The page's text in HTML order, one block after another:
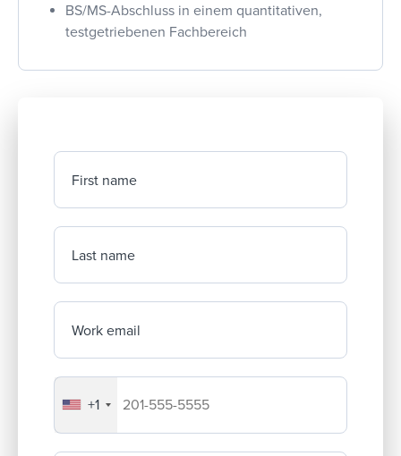
BS/MS-Abschluss in einem quantitativen,
testgetriebenen Fachbereich
First name
Last name
Work email
Your company's phone number
+1